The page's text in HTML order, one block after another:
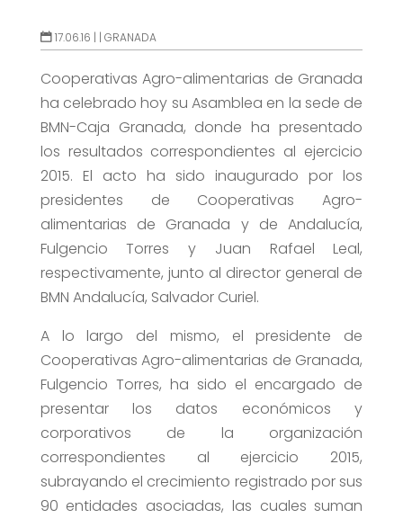
17.06.16 | | GRANADA
Cooperativas Agro-alimentarias de Granada
ha celebrado hoy su Asamblea en la sede de
BMN-Caja Granada, donde ha presentado
los resultados correspondientes al ejercicio
2015. El acto ha sido inaugurado por los
presidentes de Cooperativas Agro-
alimentarias de Granada y de Andalucía,
Fulgencio Torres y Juan Rafael Leal,
respectivamente, junto al director general de
BMN Andalucía, Salvador Curiel.
A lo largo del mismo, el presidente de
Cooperativas Agro-alimentarias de Granada,
Fulgencio Torres, ha sido el encargado de
presentar los datos económicos y
corporativos de la organización
correspondientes al ejercicio 2015,
subrayando el crecimiento registrado por sus
90 entidades asociadas, las cuales suman